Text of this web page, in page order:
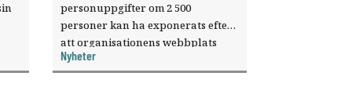
personuppgifter om 2 500
personer kan ha exponerats efter
att organisationens webbplats
utnyttjats genom en sårbarhet i ett
publiceringsverktyg.
Nyheter